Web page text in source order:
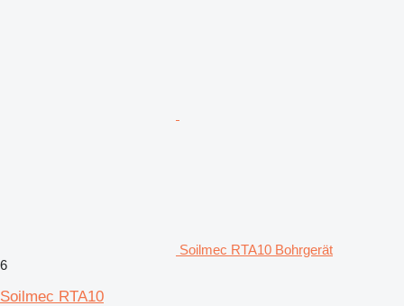
Soilmec RTA10 Bohrgerät
6
Soilmec RTA10